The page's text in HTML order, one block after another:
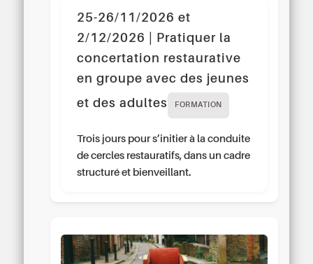
25-26/11/2026 et
2/12/2026 | Pratiquer la
concertation restaurative
en groupe avec des jeunes
et des adultes
FORMATION
Trois jours pour s’initier à la conduite
de cercles restauratifs, dans un cadre
structuré et bienveillant.